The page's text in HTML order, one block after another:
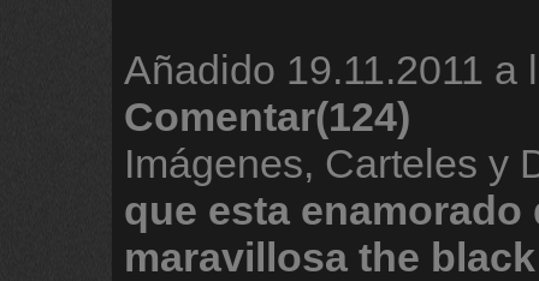
Añadido 19.11.2011 a
Comentar(124)
Imágenes, Carteles y
que esta enamorado
maravillosa the black